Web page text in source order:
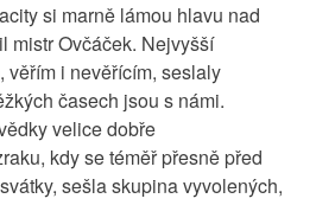
si marně lámou hlavu nad
mistr Ovčáček. Nejvyšší
věřím i nevěřícím, seslaly
časech jsou s námi.
velice dobře
kdy se téměř přesně před
sešla skupina vyvolených,